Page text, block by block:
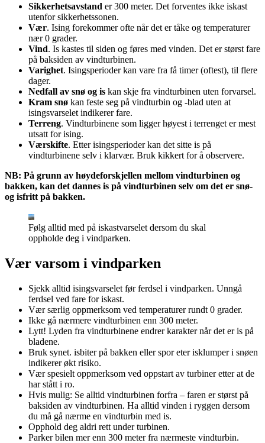
Sikkerhetsavstand er 300 meter. Det forventes ikke iskast
utenfor sikkerhetssonen.
Vær. Ising forekommer ofte når det er tåke og temperaturer
nær 0 grader.
Vind. Is kastes til siden og føres med vinden. Det er størst fare
på baksiden av vindturbinen.
Varighet. Isingsperioder kan vare fra få timer (oftest), til flere
dager.
Nedfall av snø og is kan skje fra vindturbinen uten forvarsel.
Kram snø kan feste seg på vindturbin og -blad uten at
isingsvarselet indikerer fare.
Terreng. Vindturbinene som ligger høyest i terrenget er mest
utsatt for ising.
Værskifte. Etter isingsperioder kan det sitte is på
vindturbinene selv i klarvær. Bruk kikkert for å observere.
NB: På grunn av høydeforskjellen mellom vindturbinen og
bakken, kan det dannes is på vindturbinen selv om det er snø-
og isfritt på bakken.
Følg alltid med på iskastvarselet dersom du skal
oppholde deg i vindparken.
Vær varsom i vindparken
Sjekk alltid isingsvarselet før ferdsel i vindparken. Unngå
ferdsel ved fare for iskast.
Vær særlig oppmerksom ved temperaturer rundt 0 grader.
Ikke gå nærmere vindturbinen enn 300 meter.
Lytt! Lyden fra vindturbinene endrer karakter når det er is på
bladene.
Bruk synet. isbiter på bakken eller spor eter isklumper i snøen
indikerer økt risiko.
Vær spesielt oppmerksom ved oppstart av turbiner etter at de
har stått i ro.
Hvis mulig: Se alltid vindturbinen forfra – faren er størst på
baksiden av vindturbinen. Ha alltid vinden i ryggen dersom
du må gå nærme en vindturbin med is.
Opphold deg aldri rett under turbinen.
Parker bilen mer enn 300 meter fra nærmeste vindturbin.